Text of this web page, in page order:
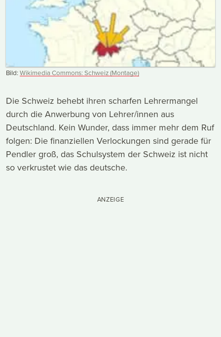
Bild:Wikimedia Commons: Schweiz (Montage)
Die Schweiz behebt ihren scharfen Lehrermangel
durch die Anwerbung von Lehrer/innen aus
Deutschland. Kein Wunder, dass immer mehr dem Ruf
folgen: Die finanziellen Verlockungen sind gerade für
Pendler groß, das Schulsystem der Schweiz ist nicht
so verkrustet wie das deutsche.
ANZEIGE